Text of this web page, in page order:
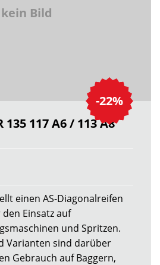
kein Bild
-22%
135 117 A6 / 113 A8
einen AS-Diagonalreifen
Einsatz auf
und Spritzen.
Varianten sind darüber
Gebrauch auf Baggern,